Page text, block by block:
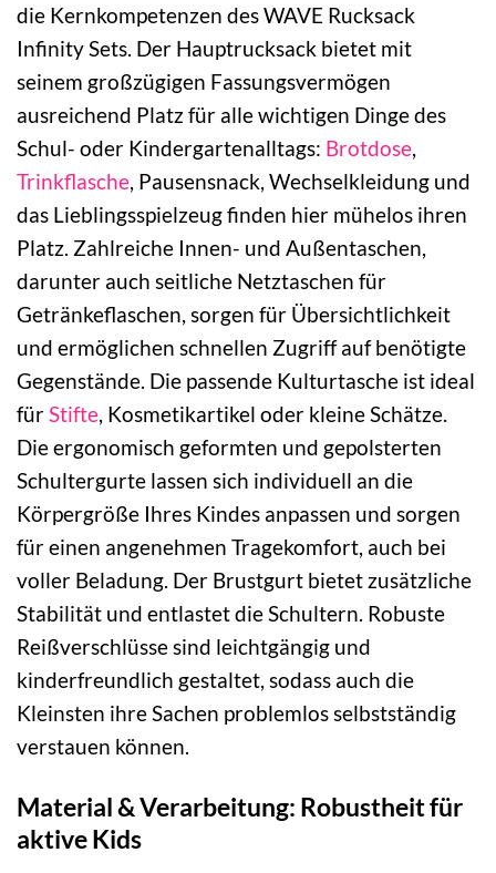
die Kernkompetenzen des WAVE Rucksack
Infinity Sets. Der Hauptrucksack bietet mit
seinem großzügigen Fassungsvermögen
ausreichend Platz für alle wichtigen Dinge des
Schul- oder Kindergartenalltags: Brotdose,
Trinkflasche, Pausensnack, Wechselkleidung und
das Lieblingsspielzeug finden hier mühelos ihren
Platz. Zahlreiche Innen- und Außentaschen,
darunter auch seitliche Netztaschen für
Getränkeflaschen, sorgen für Übersichtlichkeit
und ermöglichen schnellen Zugriff auf benötigte
Gegenstände. Die passende Kulturtasche ist ideal
fürStifte, Kosmetikartikel oder kleine Schätze.
Die ergonomisch geformten und gepolsterten
Schultergurte lassen sich individuell an die
Körpergröße Ihres Kindes anpassen und sorgen
für einen angenehmen Tragekomfort, auch bei
voller Beladung. Der Brustgurt bietet zusätzliche
Stabilität und entlastet die Schultern. Robuste
Reißverschlüsse sind leichtgängig und
kinderfreundlich gestaltet, sodass auch die
Kleinsten ihre Sachen problemlos selbstständig
verstauen können.
Material & Verarbeitung: Robustheit für
aktive Kids